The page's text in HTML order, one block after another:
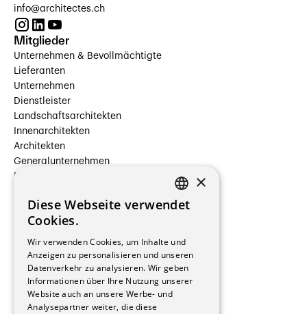
info@architectes.ch
Mitglieder
Unternehmen & Bevollmächtigte
Lieferanten
Unternehmen
Dienstleister
Landschaftsarchitekten
Innenarchitekten
Architekten
Generalunternehmen
Beauftragte Unternehmen
Hersteller/Lieferanten
Bauherrschaften
Immobilienverwaltungsgesellschaften
Stockwerkeigentum
Reportagen
Wohnungen
Renovierungen
Innere Umbauten
FRENCH
×
Diese Webseite verwendet
Cookies.
Wir verwenden Cookies, um Inhalte und
Anzeigen zu personalisieren und unseren
Datenverkehr zu analysieren. Wir geben
Informationen über Ihre Nutzung unserer
Website auch an unsere Werbe- und
Analysepartner weiter, die diese